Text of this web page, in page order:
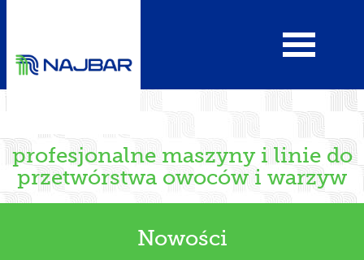
profesjonalne maszyny i linie do
przetwórstwa owoców i warzyw
Nowości